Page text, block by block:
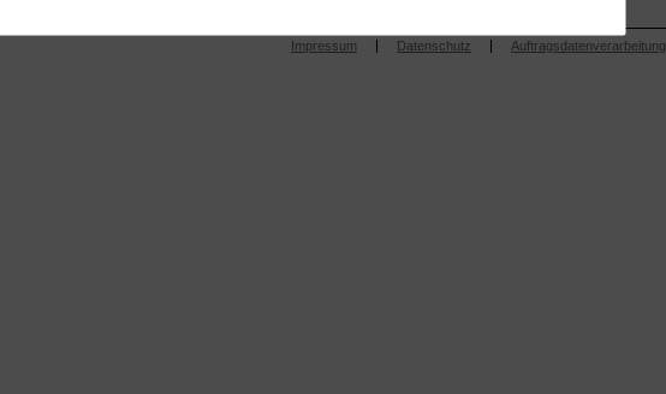
Impressum Datenschutz Auftragsdatenverarbeitung